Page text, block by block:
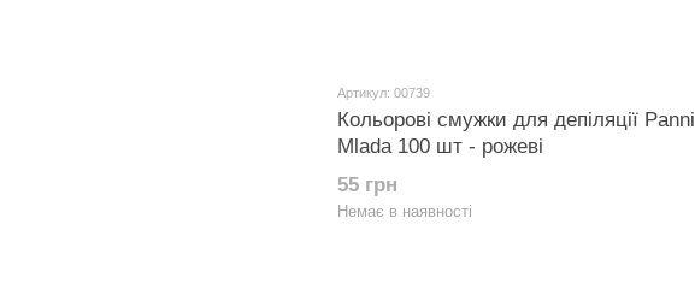
Артикул: 00739
Кольорові смужки для депіляції Panni
Mlada 100 шт - рожеві
55 грн
Немає в наявності